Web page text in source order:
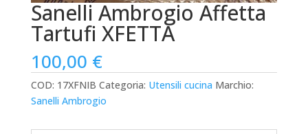
Sanelli Ambrogio Affetta
Tartufi XFETTA
100,00 €
COD: 17XFNIB Categoria: Utensili cucina Marchio:
Sanelli Ambrogio